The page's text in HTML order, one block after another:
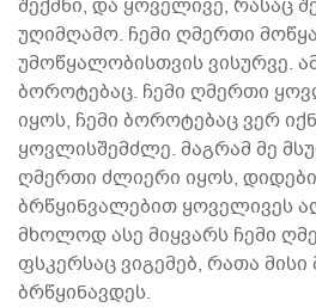
შექმნი, და ყოველივე, რასაც
უღიმღამო. ჩემი ღმერთი
უმოწყალობისთვის ვისურვე.
ბოროტებაც. ჩემი ღმერთი
იყოს, ჩემი ბოროტებაც ვერ
ყოვლისშემძლე. მაგრამ მე
ღმერთი ძლიერი იყოს,
ბრწყინვალებით ყოველივეს
მხოლოდ ასე მიყვარს ჩემი
ფსკერსაც ვიგემებ, რათა მისი
ბრწყინავდეს.